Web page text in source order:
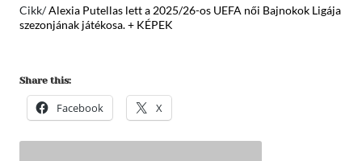
Cikk/Alexia Putellas lett a 2025/26-os UEFA női Bajnokok Ligája
szezonjának játékosa. + KÉPEK
Share this:
Facebook X